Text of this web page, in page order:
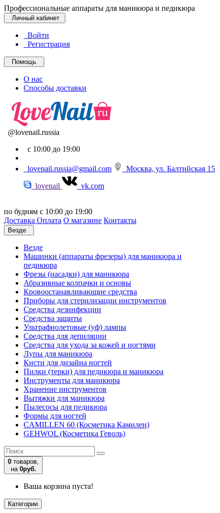
Профессиональные аппараты для маникюра и педикюра
Личный кабинет
Войти
Регистрация
Помощь
О нас
Способы доставки
@lovenail.russia
с 10:00 до 19:00
lovenail.russia@gmail.com Москва, ул. Балтийская 15
lovenail vk.com
по будням с 10:00 до 19:00
Доставка Оплата О магазине Контакты
Везде
Везде
Машинки (аппараты фрезеры) для маникюра и
педикюра
Фрезы (насадки) для маникюра
Абразивные колпачки и основы
Кровоостанавливающие средства
Приборы для стерилизации инструментов
Средства дезинфекции
Средства защиты
Ультрафиолетовые (уф) лампы
Средства для депиляции
Средства для ухода за кожей и ногтями
Лупы для маникюра
Кисти для дизайна ногтей
Пилки (терки) для педикюра и маникюра
Инструменты для маникюра
Хранение инструментов
Вытяжки для маникюра
Пылесосы для педикюра
Формы для ногтей
CAMILLEN 60 (Косметика Камилен)
GEHWOL (Косметика Геволь)
0 товаров,
на 0руб.
Ваша корзина пуста!
Категории